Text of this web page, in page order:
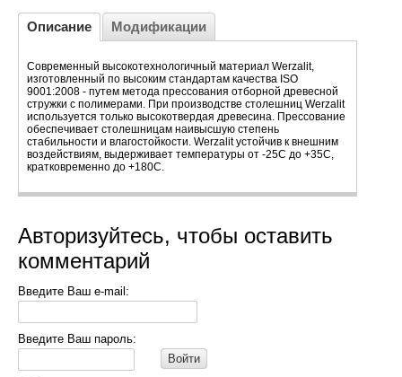
Описание Модификации
Современный высокотехнологичный материал Werzalit,
изготовленный по высоким стандартам качества ISO
9001:2008 - путем метода прессования отборной древесной
стружки с полимерами. При производстве столешниц Werzalit
используется только высокотвердая древесина. Прессование
обеспечивает столешницам наивысшую степень
стабильности и влагостойкости. Werzalit устойчив к внешним
воздействиям, выдерживает температуры от -25С до +35С,
кратковременно до +180С.
Авторизуйтесь, чтобы оставить
комментарий
Введите Ваш e-mail:
Введите Ваш пароль:
Войти